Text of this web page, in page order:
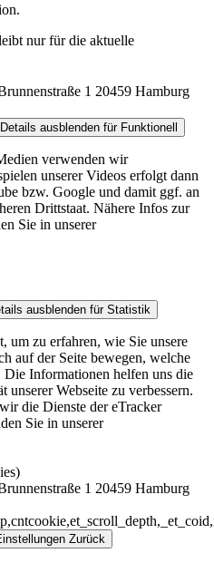
nur für die aktuelle
1 20459 Hamburg
Details ausblenden für Funktionell
verwenden wir
unserer Videos erfolgt dann
bzw. Google und damit ggf. an
Drittstaat. Nähere Infos zur
Sie in unserer
ausblenden für Statistik
um zu erfahren, wie Sie unsere
auf der Seite bewegen, welche
Die Informationen helfen uns die
Webseite zu verbessern.
die Dienste der eTracker
Sie in unserer
1 20459 Hamburg
Zurück